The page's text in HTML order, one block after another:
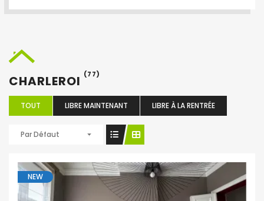
CHARLEROI (77)
TOUT LIBRE MAINTENANT LIBRE À LA RENTRÉE
Par Défaut
NEW